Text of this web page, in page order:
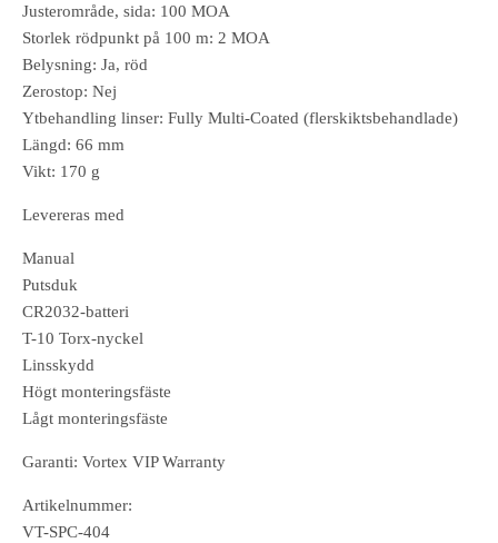
Justerområde, sida: 100 MOA
Storlek rödpunkt på 100 m: 2 MOA
Belysning: Ja, röd
Zerostop: Nej
Ytbehandling linser: Fully Multi-Coated (flerskiktsbehandlade)
Längd: 66 mm
Vikt: 170 g
Levereras med
Manual
Putsduk
CR2032-batteri
T-10 Torx-nyckel
Linsskydd
Högt monteringsfäste
Lågt monteringsfäste
Garanti: Vortex VIP Warranty
Artikelnummer:
VT-SPC-404